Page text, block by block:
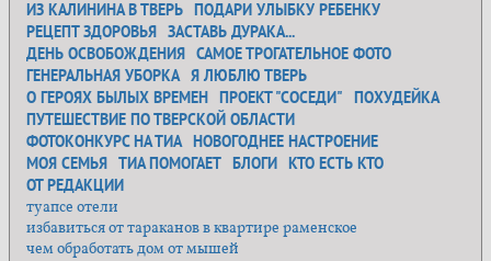
ИЗ КАЛИНИНА В ТВЕРЬ ПОДАРИ УЛЫБКУ РЕБЕНКУ
РЕЦЕПТ ЗДОРОВЬЯ ЗАСТАВЬ ДУРАКА...
ДЕНЬ ОСВОБОЖДЕНИЯ САМОЕ ТРОГАТЕЛЬНОЕ ФОТО
ГЕНЕРАЛЬНАЯ УБОРКА Я ЛЮБЛЮ ТВЕРЬ
О ГЕРОЯХ БЫЛЫХ ВРЕМЕН ПРОЕКТ "СОСЕДИ"
ПОХУДЕЙКА
ПУТЕШЕСТВИЕ ПО ТВЕРСКОЙ ОБЛАСТИ
ФОТОКОНКУРС НА ТИА НОВОГОДНЕЕ НАСТРОЕНИЕ
МОЯ СЕМЬЯ ТИА ПОМОГАЕТ БЛОГИ КТО ЕСТЬ КТО
ОТ РЕДАКЦИИ
туапсе отели
избавиться от тараканов в квартире раменское
чем обработать дом от мышей